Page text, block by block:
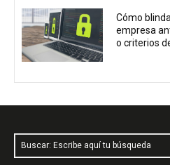
Cómo
empresa
o criterios
Buscar: Escribe aquí tu búsqueda